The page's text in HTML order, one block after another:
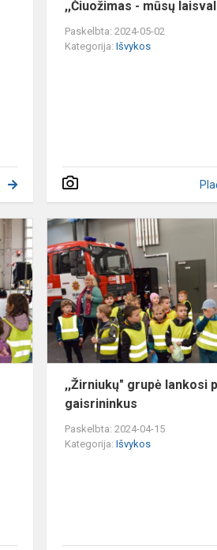
,,Čiuožimas - mūsų
Paskelbta: 2024-05-02
Kategorija:Išvykos
,,Drugelių"
grupė
lankosi
pas
gaisrininkus
,,Žirniukų" grupė lankosi
gaisrininkus
Paskelbta: 2024-04-15
Kategorija:Išvykos